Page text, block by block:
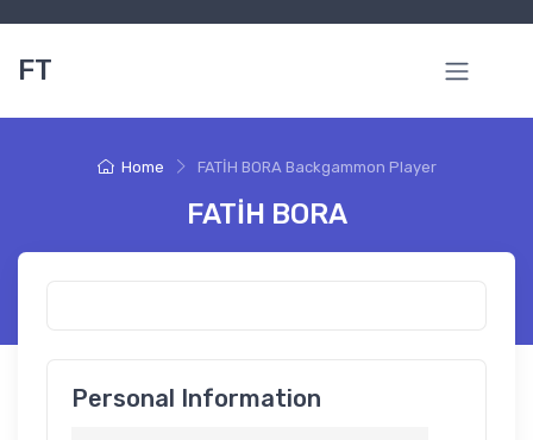
FT
Home FATİH BORA Backgammon Player
FATİH BORA
Personal Information